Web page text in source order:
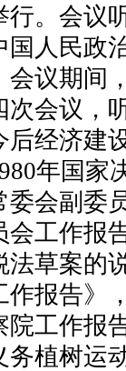
。会议
人民政
议期间
会议，
后经济
年国家
会副委
会工作报
法草案的
报告》
院工作报
务植树运